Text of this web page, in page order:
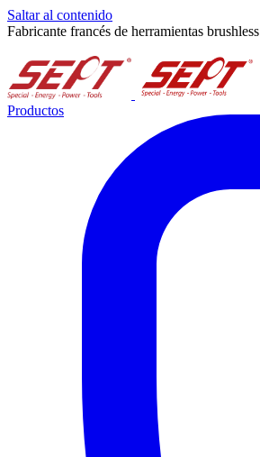
Saltar al contenido
Fabricante francés de herramientas brushless
Productos